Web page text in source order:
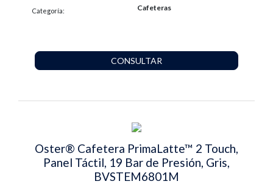
Categoría: Cafeteras
CONSULTAR
Oster® Cafetera PrimaLatte™ 2 Touch,
Panel Táctil, 19 Bar de Presión, Gris,
BVSTEM6801M